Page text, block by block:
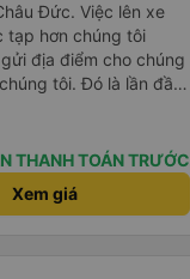
Đức. Việc lên xe
tạp hơn chúng tôi
địa điểm cho chúng
tôi. Đó là lần đầu
khá thú vị. Chúng
lúc nửa đêm ở Cần
điểm dừng, họ đánh
tôi đã sẵn sàng. Nhìn
THANH TOÁN TRƯỚC
Xem giá